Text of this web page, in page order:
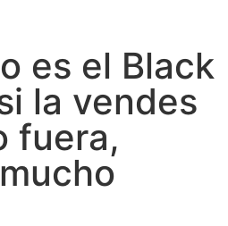
es el Black
la vendes
fuera,